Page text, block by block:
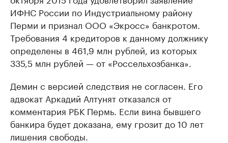
ИФНС России по Индустриальному району
Перми и признал ООО «Экросс» банкротом.
Требования 4 кредиторов к данному должнику
определены в 461,9 млн рублей, из которых
335,5 млн рублей — от «Россельхозбанка».
Демин с версией следствия не согласен. Его
адвокат Аркадий Алтунят отказался от
комментария РБК Пермь. Если вина бывшего
банкира будет доказана, ему грозит до 10 лет
лишения свободы.